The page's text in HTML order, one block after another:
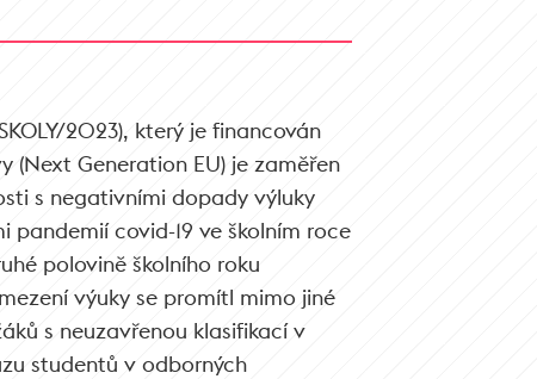
2023), který je financován
(Next Generation EU) je zaměřen
s negativními dopady výluky
pandemií covid-19 ve školním roce
polovině školního roku
výuky se promítl mimo jiné
s neuzavřenou klasifikací v
studentů v odborných